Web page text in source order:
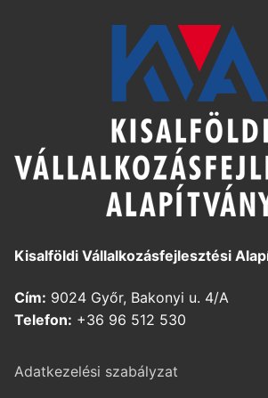
Kisalföldi Vállalkozásfejlesztési
Cím: 9024 Győr, Bakonyi u. 4/A
Telefon: +36 96 512 530
Adatkezelési szabályzat